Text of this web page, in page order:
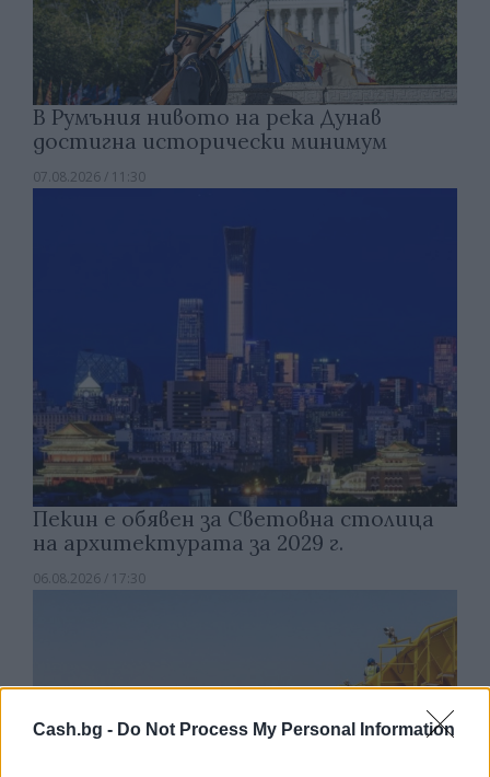
Cash.bg - Do Not Process My Personal Information
В Румъния нивото на река Дунав
достигна исторически минимум
07.08.2026 / 11:30
Пекин е обявен за Световна столица
на архитектурата за 2029 г.
06.08.2026 / 17:30